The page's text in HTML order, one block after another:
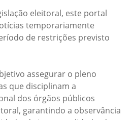
eleitoral, este portal
temporariamente
de restrições previsto
assegurar o pleno
que disciplinam a
dos órgãos públicos
garantindo a observância